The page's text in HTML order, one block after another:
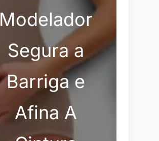
Modelador
Segura a
Barriga e
Afina A